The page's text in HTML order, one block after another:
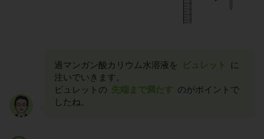
過マンガン酸カリウム水溶液を ビュレット
に
注いでいきます。
ビュレットの 先端まで満たす のがポイントで
したね。